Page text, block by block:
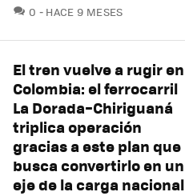
0 COMENTARIOS
HACE 9 MESES
El tren vuelve a rugir en
Colombia: el ferrocarril
La Dorada–Chiriguaná
triplica operación
gracias a este plan que
busca convertirlo en un
eje de la carga nacional